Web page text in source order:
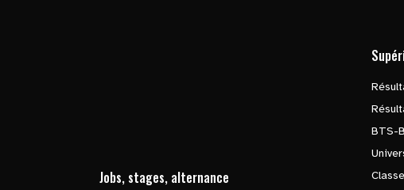
Jobs, stages, alternance
BTS-